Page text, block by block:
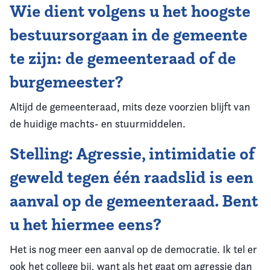
Wie dient volgens u het hoogste
bestuursorgaan in de gemeente
te zijn: de gemeenteraad of de
burgemeester?
Altijd de gemeenteraad, mits deze voorzien blijft van
de huidige machts- en stuurmiddelen.
Stelling: Agressie, intimidatie of
geweld tegen één raadslid is een
aanval op de gemeenteraad. Bent
u het hiermee eens?
Het is nog meer een aanval op de democratie. Ik tel er
ook het college bij, want als het gaat om agressie dan